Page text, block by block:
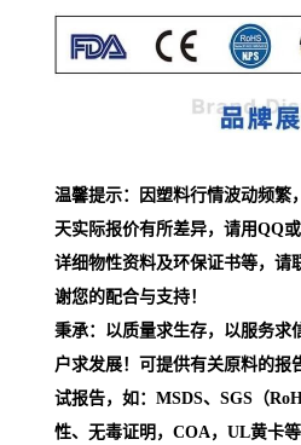
温馨提示：因塑料行情波动频繁
天实际报价有所差异，请用QQ
详细物性资料及环保证书等，请
谢您的配合与支持！
秉承：以质量求生存，以服务求
户求发展！可提供有关原料的报
试报告，如：MSDS、SGS（
性、无毒证明，COA，UL黄卡